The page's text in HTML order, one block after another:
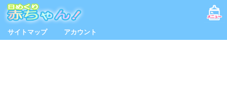
サイトマップ アカウント